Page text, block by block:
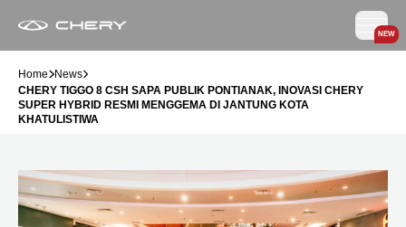
NEW
Home News
CHERY TIGGO 8 CSH SAPA PUBLIK PONTIANAK, INOVASI CHERY
SUPER HYBRID RESMI MENGGEMA DI JANTUNG KOTA
KHATULISTIWA